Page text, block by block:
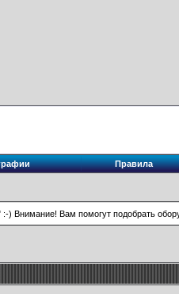
Правила
Внимание! Вам помогут подобрать